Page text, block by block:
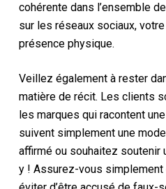
cohérente dans l’ensemble
sur les réseaux sociaux,
présence physique.
Veillez également à rester
matière de récit. Les clients
les marques qui racontent
suivent simplement une
affirmé ou souhaitez soutenir
y ! Assurez-vous simplement